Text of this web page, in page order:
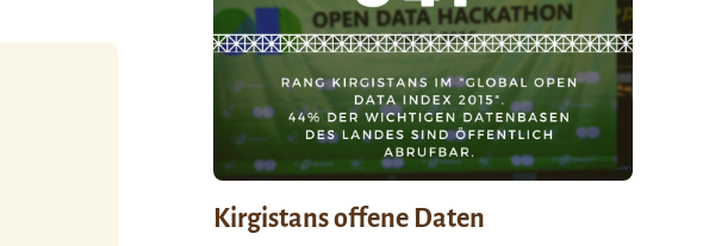
Kirgistans offene Daten